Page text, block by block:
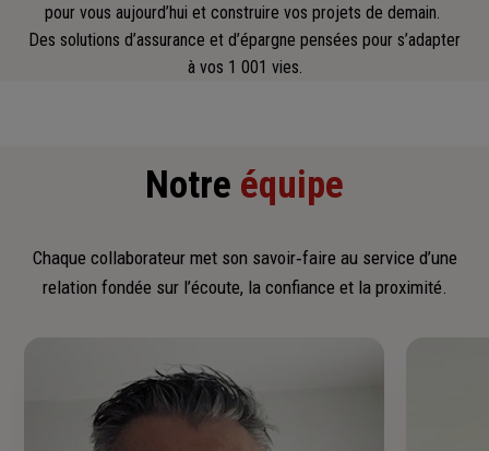
pour vous aujourd’hui et construire vos projets de demain.
Des solutions d’assurance et d’épargne pensées pour s’adapter
à vos 1 001 vies.
Notre équipe
Chaque collaborateur met son savoir‑faire au service d’une
relation fondée sur l’écoute, la confiance et la proximité.